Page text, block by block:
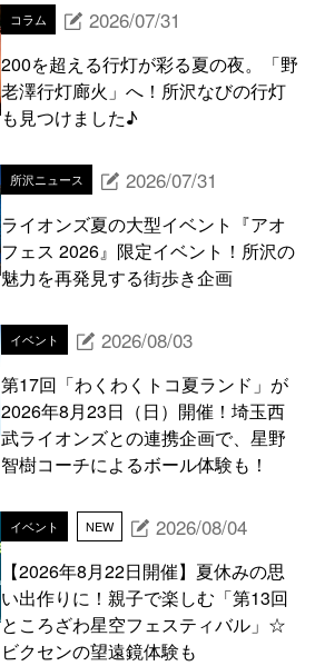
コラム 2026/07/31
200を超える行灯が彩る夏の夜。「野
老澤行灯廊火」へ！所沢なびの行灯
も見つけました♪
所沢ニュース 2026/07/31
ライオンズ夏の大型イベント『アオ
フェス 2026』限定イベント！所沢の
魅力を再発見する街歩き企画
イベント 2026/08/03
第17回「わくわくトコ夏ランド」が
2026年8月23日（日）開催！埼玉西
武ライオンズとの連携企画で、星野
智樹コーチによるボール体験も！
イベント NEW 2026/08/04
【2026年8月22日開催】夏休みの思
い出作りに！親子で楽しむ「第13回
ところざわ星空フェスティバル」☆
ビクセンの望遠鏡体験も